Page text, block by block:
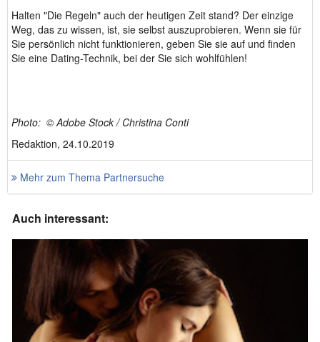
Halten "Die Regeln" auch der heutigen Zeit stand? Der einzige
Weg, das zu wissen, ist, sie selbst auszuprobieren. Wenn sie für
Sie persönlich nicht funktionieren, geben Sie sie auf und finden
Sie eine Dating-Technik, bei der Sie sich wohlfühlen!
Photo: © Adobe Stock / Christina Conti
Redaktion, 24.10.2019
Mehr zum Thema Partnersuche
Auch interessant: